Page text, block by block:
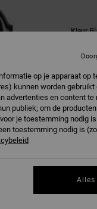
Kleur
op je apparaat op
kunnen worden gebruikt
advertenties en content te
publiek; om de
je toestemming nodig
toestemming nodig is
Alles